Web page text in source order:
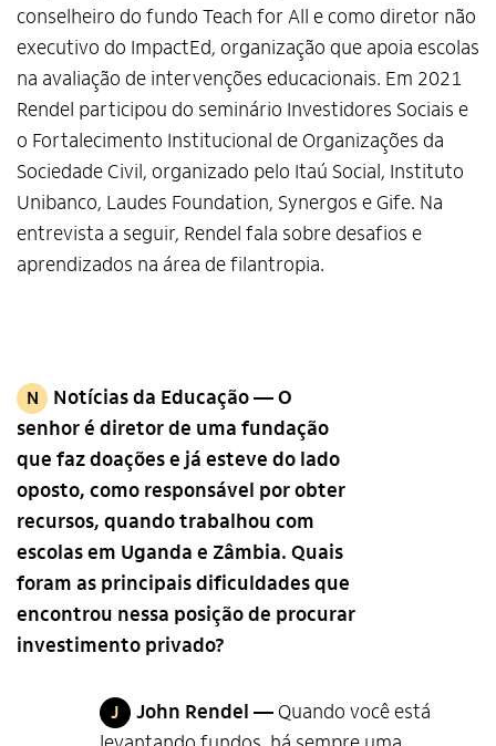
conselheiro do fundo Teach for All e como diretor não
executivo do ImpactEd, organização que apoia escolas
na avaliação de intervenções educacionais. Em 2021
Rendel participou do seminário Investidores Sociais e
o Fortalecimento Institucional de Organizações da
Sociedade Civil, organizado pelo Itaú Social, Instituto
Unibanco, Laudes Foundation, Synergos e Gife. Na
entrevista a seguir, Rendel fala sobre desafios e
aprendizados na área de filantropia.
N
Notícias da Educação — O
senhor é diretor de uma fundação
que faz doações e já esteve do lado
oposto, como responsável por obter
recursos, quando trabalhou com
escolas em Uganda e Zâmbia. Quais
foram as principais dificuldades que
encontrou nessa posição de procurar
investimento privado?
J John Rendel — Quando você está